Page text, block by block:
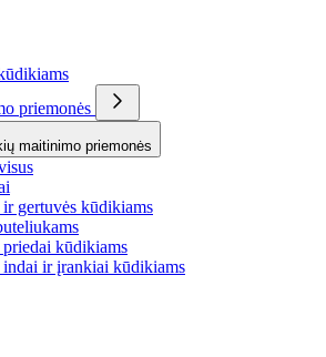
priemonės
maitinimo priemonės
gertuvės kūdikiams
kūdikiams
ir įrankiai kūdikiams